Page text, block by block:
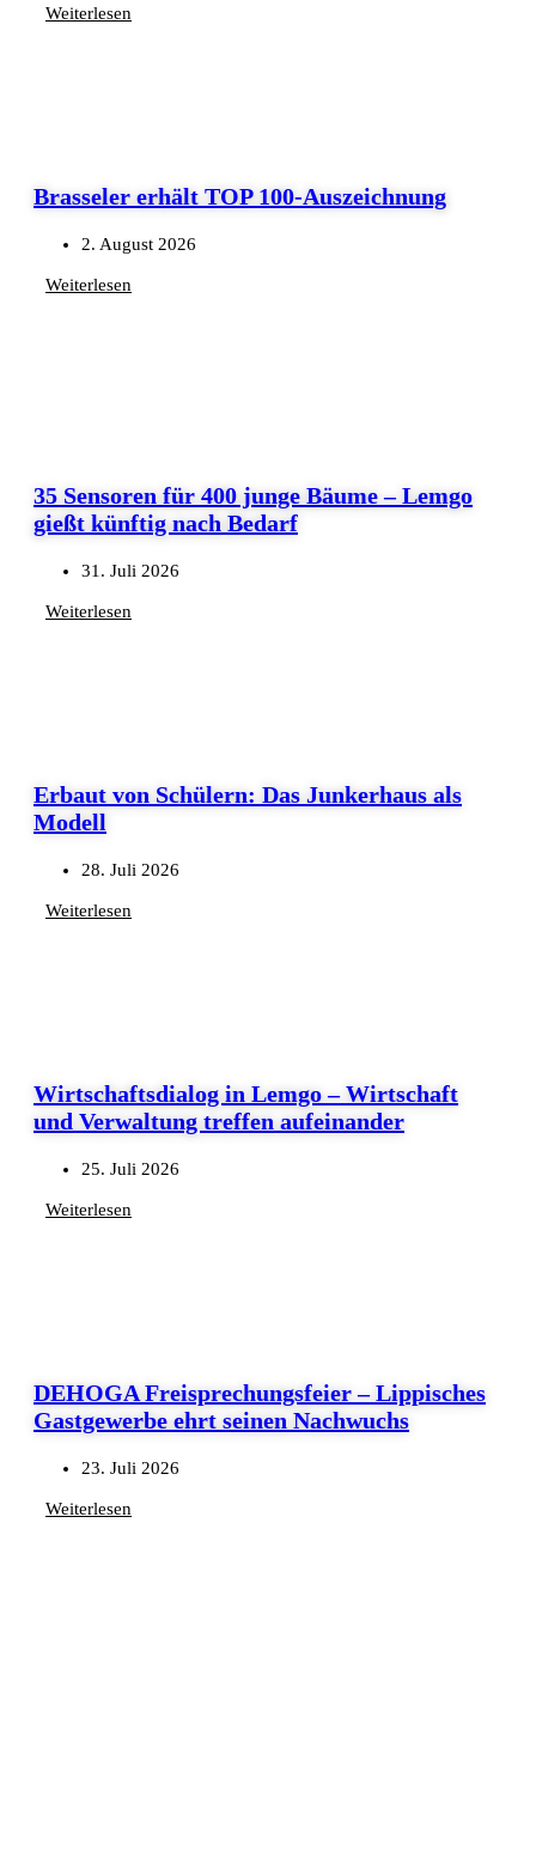
Weiterlesen
Brasseler erhält TOP 100-Auszeichnung
2. August 2026
Weiterlesen
35 Sensoren für 400 junge Bäume – Lemgo
gießt künftig nach Bedarf
31. Juli 2026
Weiterlesen
Erbaut von Schülern: Das Junkerhaus als
Modell
28. Juli 2026
Weiterlesen
Wirtschaftsdialog in Lemgo – Wirtschaft
und Verwaltung treffen aufeinander
25. Juli 2026
Weiterlesen
DEHOGA Freisprechungsfeier – Lippisches
Gastgewerbe ehrt seinen Nachwuchs
23. Juli 2026
Weiterlesen